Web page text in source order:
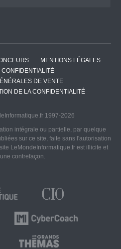
MENTIONS LÉGALES
DE VENTE
DE LA CONFIDENTIALITÉ
1997-2026
intégrale ou partielle, par quelque
sur ce site, faite sans l'autorisation
LeMondeInformatique.fr est illicite et
contrefaçon.